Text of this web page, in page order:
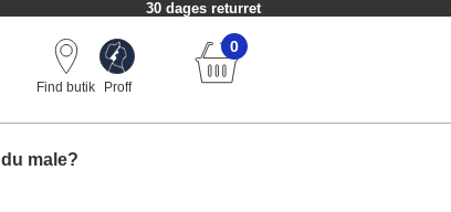
Fri fragt fra 549 kr.
Find butik Proff
0
male?